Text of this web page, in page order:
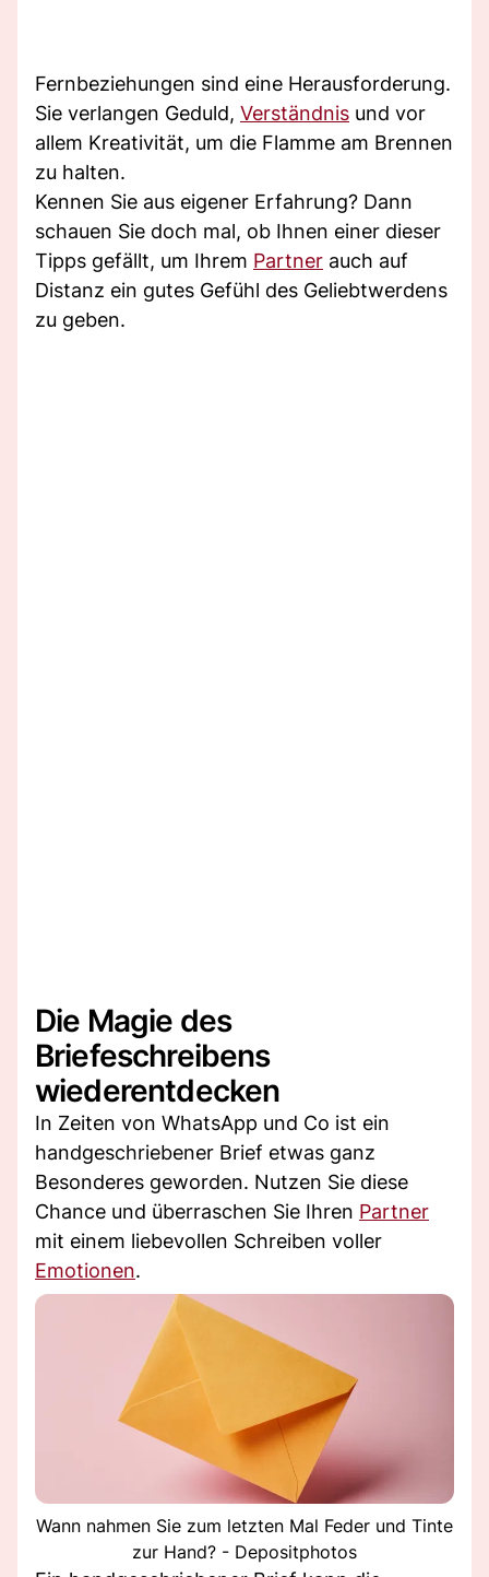
Fernbeziehungen sind eine Herausforderung.
Sie verlangen Geduld, Verständnis und vor
allem Kreativität, um die Flamme am Brennen
zu halten.
Kennen Sie aus eigener Erfahrung? Dann
schauen Sie doch mal, ob Ihnen einer dieser
Tipps gefällt, um Ihrem Partner auch auf
Distanz ein gutes Gefühl des Geliebtwerdens
zu geben.
Die Magie des
Briefeschreibens
wiederentdecken
In Zeiten von WhatsApp und Co ist ein
handgeschriebener Brief etwas ganz
Besonderes geworden. Nutzen Sie diese
Chance und überraschen Sie Ihren Partner
mit einem liebevollen Schreiben voller
Emotionen.
Wann nahmen Sie zum letzten Mal Feder und Tinte
zur Hand? - Depositphotos